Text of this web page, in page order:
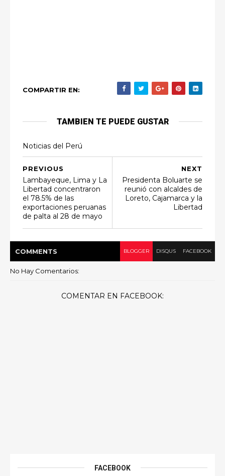
COMPARTIR EN:
TAMBIEN TE PUEDE GUSTAR
Noticias del Perú
NEXT
Presidenta Boluarte se
reunió con alcaldes de
Loreto, Cajamarca y la
Libertad
PREVIOUS
Lambayeque, Lima y La
Libertad concentraron
el 78.5% de las
exportaciones peruanas
de palta al 28 de mayo
COMMENTS BLOGGER DISQUS FACEBOOK
No Hay Comentarios:
COMENTAR EN FACEBOOK:
FACEBOOK